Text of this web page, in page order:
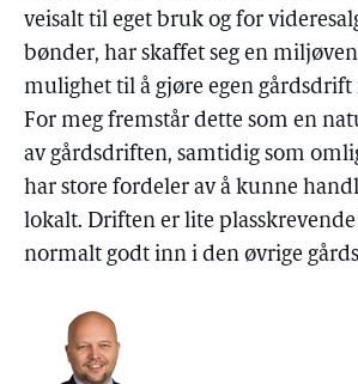
veisalt til eget bruk og for
bønder, har skaffet seg en
mulighet til å gjøre egen
For meg fremstår dette som en
av gårdsdriften, samtidig som
har store fordeler av å kunne
lokalt. Driften er lite plasskrevende
normalt godt inn i den øvrige